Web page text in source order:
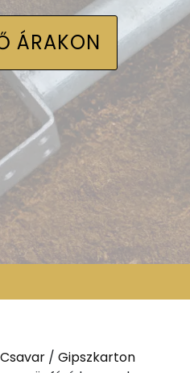
ÁRAKON
Csavar / Gipszkarton